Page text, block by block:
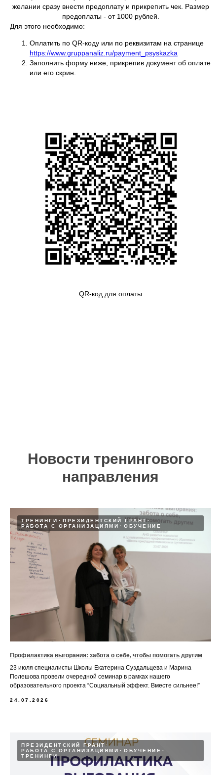
желании сразу внести предоплату и прикрепить чек. Размер
предоплаты - от 1000 рублей.
Для этого необходимо:
Оплатить по QR-коду или по реквизитам на странице
https://www.gruppanaliz.ru/payment_psyskazka
Заполнить форму ниже, прикрепив документ об оплате
или его скрин.
QR-код для оплаты
Новости тренингового
направления
ТРЕНИНГИ
ПРЕЗИДЕНТСКИЙ ГРАНТ
РАБОТА С ОРГАНИЗАЦИЯМИ
ОБУЧЕНИЕ
Профилактика выгорания: забота о себе, чтобы помогать другим
23 июля специалисты Школы Екатерина Суздальцева и Марина
Полешова провели очередной семинар в рамках нашего
образовательного проекта “Социальный эффект. Вместе сильнее!”
24.07.2026
ПРЕЗИДЕНТСКИЙ ГРАНТ
РАБОТА С ОРГАНИЗАЦИЯМИ
ОБУЧЕНИЕ
ТРЕНИНГИ